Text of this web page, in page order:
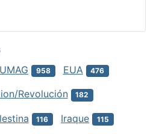
958 EUA 476
Revolución 182
116 Iraque 115